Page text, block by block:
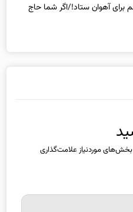
بخش‌های موردنیاز علامت‌گذاری